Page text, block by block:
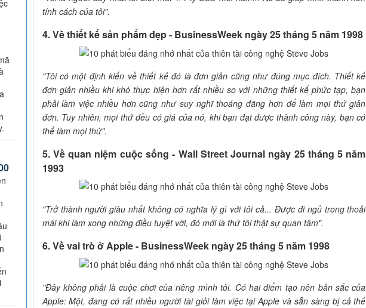
tính cách của tôi".
4. Về thiết kế sản phẩm đẹp - BusinessWeek ngày 25 tháng 5 năm 1998
"Tôi có một định kiến về thiết kế đó là đơn giản cũng như đúng mục đích. Thiết kế
đơn giản nhiều khi khó thực hiện hơn rất nhiều so với những thiết kế phức tạp, bạn
phải làm việc nhiều hơn cũng như suy nghĩ thoáng đãng hơn để làm mọi thứ giản
đơn. Tuy nhiên, mọi thứ đều có giá của nó, khi bạn đạt được thành công này, bạn có
thể làm mọi thứ".
5. Về quan niệm cuộc sống - Wall Street Journal ngày 25 tháng 5 năm
1993
"Trở thành người giàu nhất không có nghĩa lý gì với tôi cả... Được đi ngủ trong thoải
mái khi làm xong những điều tuyệt vời, đó mới là thứ tôi thật sự quan tâm".
6. Về vai trò ở Apple - BusinessWeek ngày 25 tháng 5 năm 1998
"Đây không phải là cuộc chơi của riêng mình tôi. Có hai điểm tạo nên bản sắc của
Apple: Một, đang có rất nhiều người tài giỏi làm việc tại Apple và sẵn sàng bị cả thế